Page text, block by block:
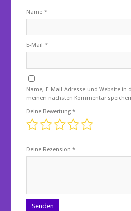
Name*
E-Mail*
Name, E-Mail-Adresse und Website in
meinen nächsten Kommentar
Deine Bewertung*
Deine Rezension*